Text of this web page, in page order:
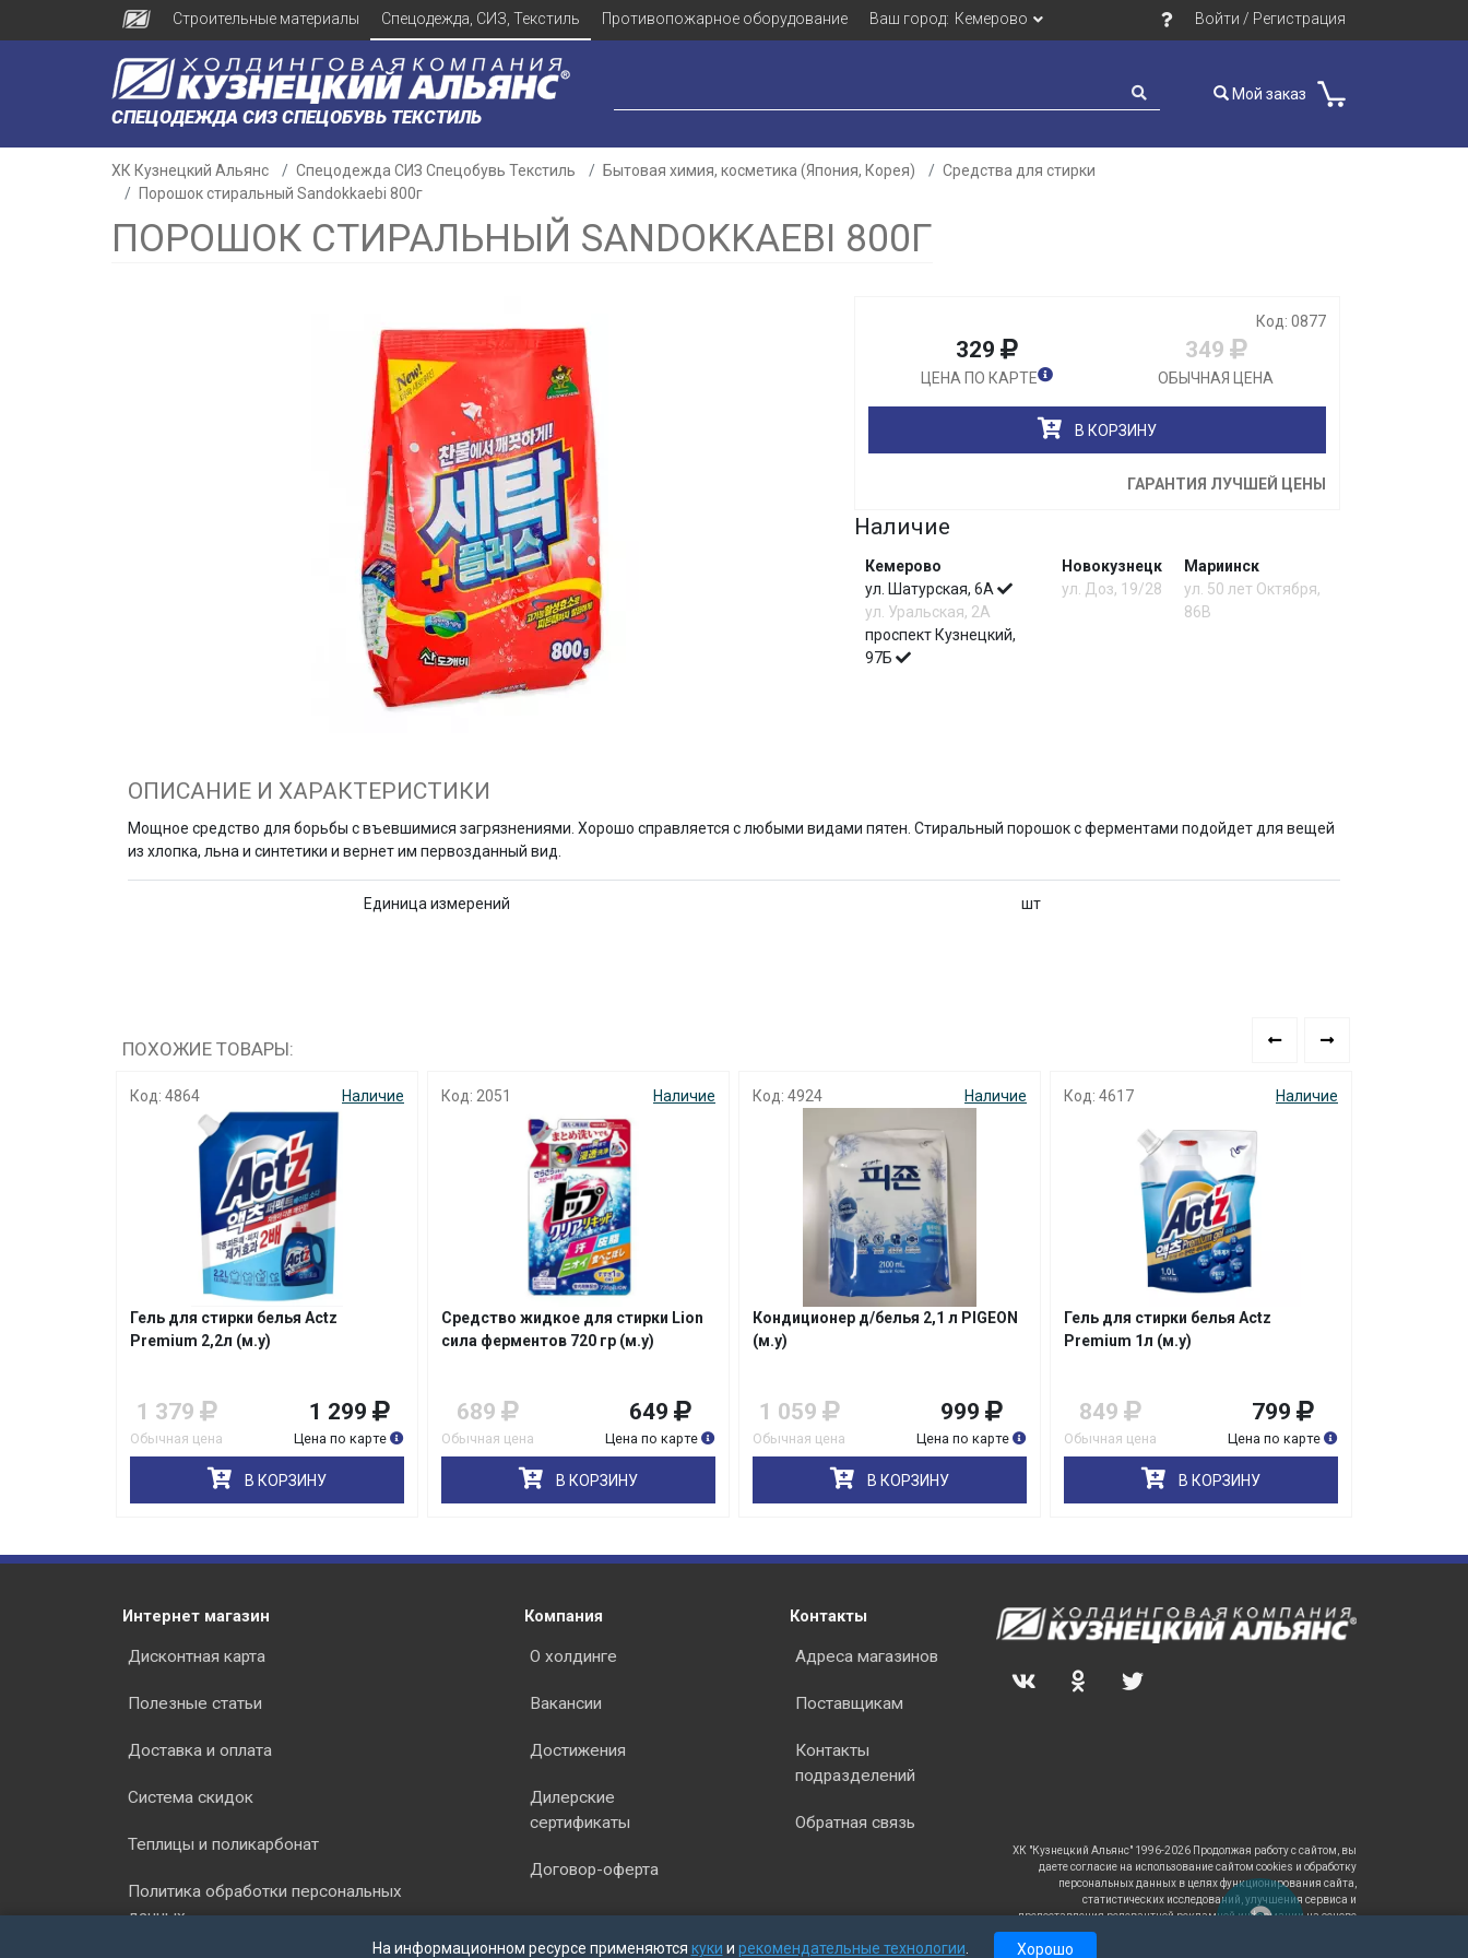
Строительные материалы Спецодежда, СИЗ, Текстиль Противопожарное оборудование Ваш город: Кемерово Войти / Регистрация
СПЕЦОДЕЖДА СИЗ СПЕЦОБУВЬ ТЕКСТИЛЬ
Мой заказ
ХК Кузнецкий Альянс Спецодежда СИЗ Спецобувь Текстиль Бытовая химия, косметика (Япония, Корея)
Средства для стирки
Порошок стиральный Sandokkaebi 800г
ПОРОШОК СТИРАЛЬНЫЙ SANDOKKAEBI 800Г
Код: 0877
329
ЦЕНА ПО КАРТЕ
349
ОБЫЧНАЯ ЦЕНА
В КОРЗИНУ
ГАРАНТИЯ ЛУЧШЕЙ ЦЕНЫ
Наличие
Кемерово
ул. Шатурская, 6А
ул. Уральская, 2А
проспект Кузнецкий,
97Б
Новокузнецк
ул. Доз, 19/28
Мариинск
ул. 50 лет Октября,
86В
ОПИСАНИЕ И ХАРАКТЕРИСТИКИ
Мощное средство для борьбы с въевшимися загрязнениями. Хорошо справляется с любыми видами пятен. Стиральный порошок с ферментами подойдет для вещей
из хлопка, льна и синтетики и вернет им первозданный вид.
Единица измерений шт
ПОХОЖИЕ ТОВАРЫ:
Код: 4864 Наличие
Гель для стирки белья Actz
Premium 2,2л (м.у)
1 379
Обычная цена
1 299
Цена по карте
В КОРЗИНУ
Код: 2051 Наличие
Средство жидкое для стирки Lion
сила ферментов 720 гр (м.у)
689
Обычная цена
649
Цена по карте
В КОРЗИНУ
Код: 4924 Наличие
Кондиционер д/белья 2,1 л PIGEON
(м.у)
1 059
Обычная цена
999
Цена по карте
В КОРЗИНУ
Код: 4617 Наличие
Гель для стирки белья Actz
Premium 1л (м.у)
849
Обычная цена
799
Цена по карте
В КОРЗИНУ
Разбейте
на части
График платежей
Сегодня
25%
Добавляйте товары
Получайте товарвыбранный способом
об оплате Плайтом
раз в 2
недели
8 800 302-02-51
plait.ru
На информационном ресурсе применяются куки и рекомендательные технологии. Хорошо
Интернет магазин
Дисконтная карта
Полезные статьи
Доставка и оплата
Система скидок
Теплицы и поликарбонат
Политика обработки персональных
данных
Компания
О холдинге
Вакансии
Достижения
Дилерские
сертификаты
Договор-оферта
Контакты
Адреса магазинов
Поставщикам
Контакты
подразделений
Обратная связь
ХК "Кузнецкий Альянс" 1996-2026 Продолжая работу с сайтом, вы
даете согласие на использование сайтом cookies и обработку
персональных данных в целях функционирования сайта,
статистических исследований, улучшения сервиса и
предоставления релевантной рекламной информации на основе